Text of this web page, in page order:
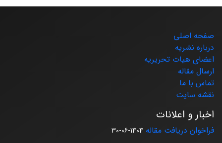
صفحه اصلی
درباره نشریه
اعضای هیات تحریریه
ارسال مقاله
تماس با ما
نقشه سایت
اخبار و اعلانات
فراخوان دریافت مقاله 1404-06-30